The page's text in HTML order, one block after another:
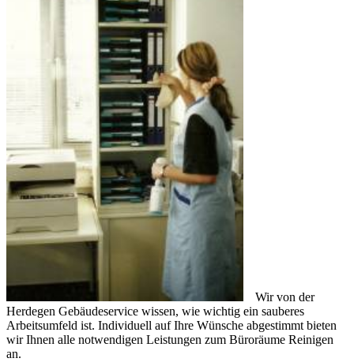
Wir von der
Herdegen Gebäudeservice wissen, wie wichtig ein sauberes
Arbeitsumfeld ist. Individuell auf Ihre Wünsche abgestimmt bieten
wir Ihnen alle notwendigen Leistungen zum Büroräume Reinigen
an.